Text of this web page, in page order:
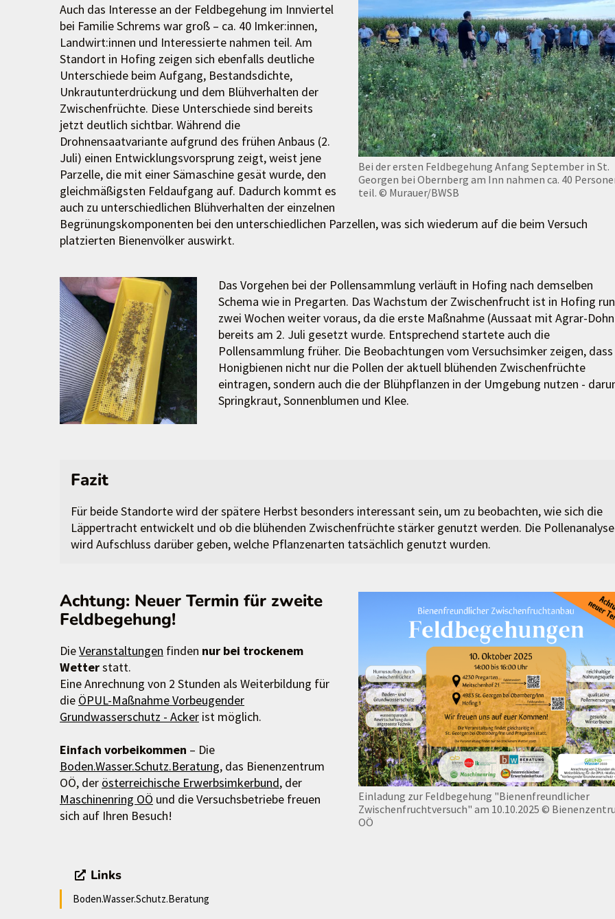
Bei der ersten Feldbegehung Anfang September in St.
Georgen bei Obernberg am Inn nahmen ca. 40
teil. © Murauer/BWSB
Auch das Interesse an der Feldbegehung im Innviertel
bei Familie Schrems war groß – ca. 40 Imker:innen,
Landwirt:innen und Interessierte nahmen teil. Am
Standort in Hofing zeigen sich ebenfalls deutliche
Unterschiede beim Aufgang, Bestandsdichte,
Unkrautunterdrückung und dem Blühverhalten der
Zwischenfrüchte. Diese Unterschiede sind bereits
jetzt deutlich sichtbar. Während die
Drohnensaatvariante aufgrund des frühen Anbaus (2.
Juli) einen Entwicklungsvorsprung zeigt, weist jene
Parzelle, die mit einer Sämaschine gesät wurde, den
gleichmäßigsten Feldaufgang auf. Dadurch kommt es
auch zu unterschiedlichen Blühverhalten der einzelnen
Begrünungskomponenten bei den unterschiedlichen Parzellen, was sich wiederum auf die beim Versuch
platzierten Bienenvölker auswirkt.
Das Vorgehen bei der Pollensammlung verläuft in Hofing nach demselben
Schema wie in Pregarten. Das Wachstum der Zwischenfrucht ist in Hofing
zwei Wochen weiter voraus, da die erste Maßnahme (Aussaat mit Agrar-
bereits am 2. Juli gesetzt wurde. Entsprechend startete auch die
Pollensammlung früher. Die Beobachtungen vom Versuchsimker zeigen,
Honigbienen nicht nur die Pollen der aktuell blühenden Zwischenfrüchte
eintragen, sondern auch die der Blühpflanzen in der Umgebung nutzen -
Springkraut, Sonnenblumen und Klee.
Fazit
Für beide Standorte wird der spätere Herbst besonders interessant sein, um zu beobachten, wie sich die
Läppertracht entwickelt und ob die blühenden Zwischenfrüchte stärker genutzt werden. Die Pollenanalyse
wird Aufschluss darüber geben, welche Pflanzenarten tatsächlich genutzt wurden.
Einladung zur Feldbegehung "Bienenfreundlicher
Zwischenfruchtversuch" am 10.10.2025 ©
OÖ
Achtung: Neuer Termin für zweite
Feldbegehung!
DieVeranstaltungen finden nur bei trockenem
Wetterstatt.
Eine Anrechnung von 2 Stunden als Weiterbildung für
die ÖPUL-Maßnahme Vorbeugender
Grundwasserschutz - Acker ist möglich.
Einfach vorbeikommen – Die
Boden.Wasser.Schutz.Beratung, das Bienenzentrum
OÖ, der österreichische Erwerbsimkerbund, der
Maschinenring OÖ und die Versuchsbetriebe freuen
sich auf Ihren Besuch!
Links
Boden.Wasser.Schutz.Beratung